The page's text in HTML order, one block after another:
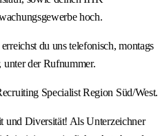
hoch.
du uns telefonisch, montags
der Rufnummer.
Specialist Region Süd/West.
und Diversität! Als Unterzeichner